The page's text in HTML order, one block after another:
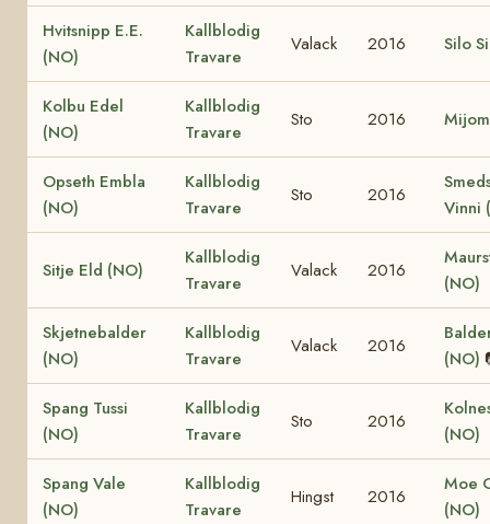
Hvitsnipp E.E.
(NO)
Kallblodig
Travare
Valack 2016 Silo
Kolbu Edel
(NO)
Kallblodig
Travare
Sto 2016
Opseth Embla
(NO)
Kallblodig
Travare
Sto 2016
Vinni
Sitje Eld (NO)
Kallblodig
Travare
Valack 2016
(NO)
Skjetnebalder
(NO)
Kallblodig
Travare
Valack 2016
(NO)
Spang Tussi
(NO)
Kallblodig
Travare
Sto 2016
(NO)
Spang Vale
(NO)
Kallblodig
Travare
Hingst 2016
Moe
(NO)